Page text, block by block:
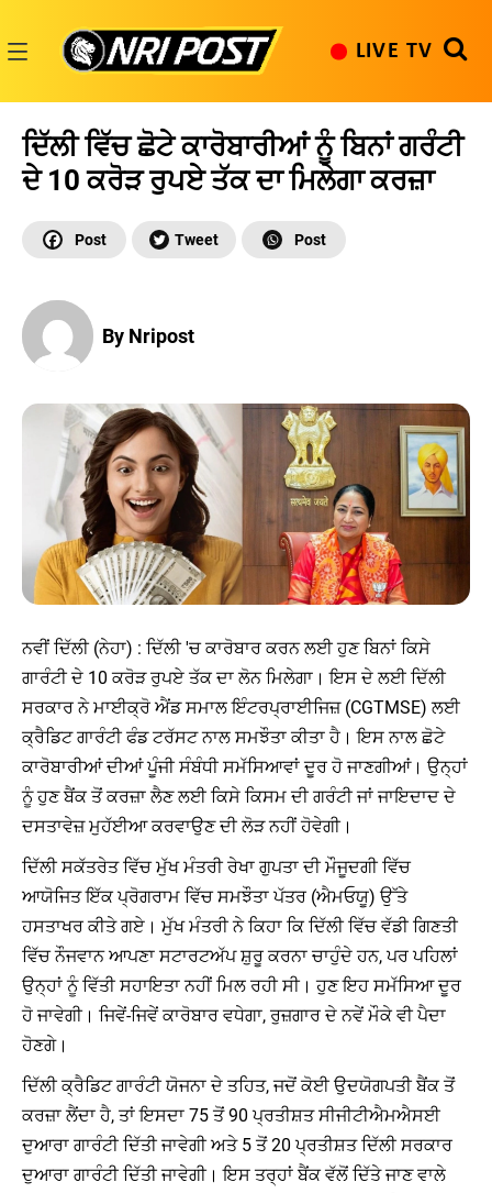
content
LIVE TV
ਦਿੱਲੀ ਵਿੱਚ ਛੋਟੇ ਕਾਰੋਬਾਰੀਆਂ ਨੂੰ ਬਿਨਾਂ ਗਰੰਟੀ
ਦੇ 10 ਕਰੋੜ ਰੁਪਏ ਤੱਕ ਦਾ ਮਿਲੇਗਾ ਕਰਜ਼ਾ
By Nripost
ਨਵੀਂ ਦਿੱਲੀ (ਨੇਹਾ) : ਦਿੱਲੀ 'ਚ ਕਾਰੋਬਾਰ ਕਰਨ ਲਈ ਹੁਣ ਬਿਨਾਂ ਕਿਸੇ
ਗਾਰੰਟੀ ਦੇ 10 ਕਰੋੜ ਰੁਪਏ ਤੱਕ ਦਾ ਲੋਨ ਮਿਲੇਗਾ। ਇਸ ਦੇ ਲਈ ਦਿੱਲੀ
ਸਰਕਾਰ ਨੇ ਮਾਈਕ੍ਰੋ ਐਂਡ ਸਮਾਲ ਇੰਟਰਪ੍ਰਾਈਜਿਜ਼ (CGTMSE) ਲਈ
ਕ੍ਰੈਡਿਟ ਗਾਰੰਟੀ ਫੰਡ ਟਰੱਸਟ ਨਾਲ ਸਮਝੌਤਾ ਕੀਤਾ ਹੈ। ਇਸ ਨਾਲ ਛੋਟੇ
ਕਾਰੋਬਾਰੀਆਂ ਦੀਆਂ ਪੂੰਜੀ ਸੰਬੰਧੀ ਸਮੱਸਿਆਵਾਂ ਦੂਰ ਹੋ ਜਾਣਗੀਆਂ। ਉਨ੍ਹਾਂ
ਨੂੰ ਹੁਣ ਬੈਂਕ ਤੋਂ ਕਰਜ਼ਾ ਲੈਣ ਲਈ ਕਿਸੇ ਕਿਸਮ ਦੀ ਗਰੰਟੀ ਜਾਂ ਜਾਇਦਾਦ ਦੇ
ਦਸਤਾਵੇਜ਼ ਮੁਹੱਈਆ ਕਰਵਾਉਣ ਦੀ ਲੋੜ ਨਹੀਂ ਹੋਵੇਗੀ।
ਦਿੱਲੀ ਸਕੱਤਰੇਤ ਵਿੱਚ ਮੁੱਖ ਮੰਤਰੀ ਰੇਖਾ ਗੁਪਤਾ ਦੀ ਮੌਜੂਦਗੀ ਵਿੱਚ
ਆਯੋਜਿਤ ਇੱਕ ਪ੍ਰੋਗਰਾਮ ਵਿੱਚ ਸਮਝੌਤਾ ਪੱਤਰ (ਐਮਓਯੂ) ਉੱਤੇ
ਹਸਤਾਖਰ ਕੀਤੇ ਗਏ। ਮੁੱਖ ਮੰਤਰੀ ਨੇ ਕਿਹਾ ਕਿ ਦਿੱਲੀ ਵਿੱਚ ਵੱਡੀ ਗਿਣਤੀ
ਵਿੱਚ ਨੌਜਵਾਨ ਆਪਣਾ ਸਟਾਰਟਅੱਪ ਸ਼ੁਰੂ ਕਰਨਾ ਚਾਹੁੰਦੇ ਹਨ, ਪਰ ਪਹਿਲਾਂ
ਉਨ੍ਹਾਂ ਨੂੰ ਵਿੱਤੀ ਸਹਾਇਤਾ ਨਹੀਂ ਮਿਲ ਰਹੀ ਸੀ। ਹੁਣ ਇਹ ਸਮੱਸਿਆ ਦੂਰ
ਹੋ ਜਾਵੇਗੀ। ਜਿਵੇਂ-ਜਿਵੇਂ ਕਾਰੋਬਾਰ ਵਧੇਗਾ, ਰੁਜ਼ਗਾਰ ਦੇ ਨਵੇਂ ਮੌਕੇ ਵੀ ਪੈਦਾ
ਹੋਣਗੇ।
ਦਿੱਲੀ ਕ੍ਰੈਡਿਟ ਗਾਰੰਟੀ ਯੋਜਨਾ ਦੇ ਤਹਿਤ, ਜਦੋਂ ਕੋਈ ਉਦਯੋਗਪਤੀ ਬੈਂਕ ਤੋਂ
ਕਰਜ਼ਾ ਲੈਂਦਾ ਹੈ, ਤਾਂ ਇਸਦਾ 75 ਤੋਂ 90 ਪ੍ਰਤੀਸ਼ਤ ਸੀਜੀਟੀਐਮਐਸਈ
ਦੁਆਰਾ ਗਾਰੰਟੀ ਦਿੱਤੀ ਜਾਵੇਗੀ ਅਤੇ 5 ਤੋਂ 20 ਪ੍ਰਤੀਸ਼ਤ ਦਿੱਲੀ ਸਰਕਾਰ
ਦੁਆਰਾ ਗਾਰੰਟੀ ਦਿੱਤੀ ਜਾਵੇਗੀ। ਇਸ ਤਰ੍ਹਾਂ ਬੈਂਕ ਵੱਲੋਂ ਦਿੱਤੇ ਜਾਣ ਵਾਲੇ